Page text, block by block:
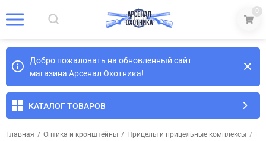
0
Добро пожаловать на обновленный сайт
магазина Арсенал Охотника!
КАТАЛОГ ТОВАРОВ
Главная / Оптика и кронштейны / Прицелы и прицельные комплексы /